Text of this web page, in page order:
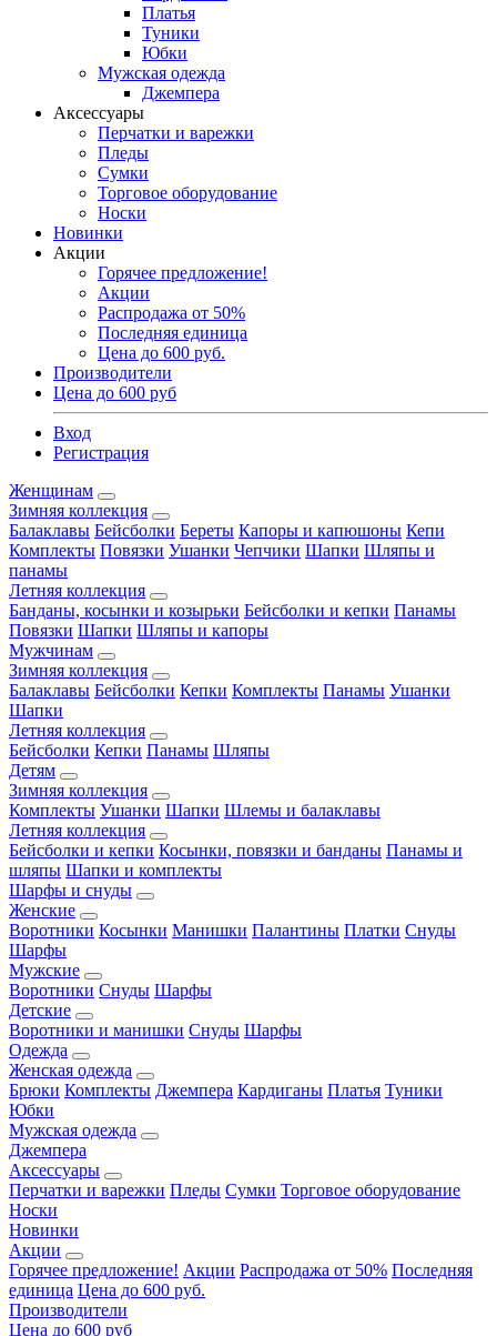
Платья
Туники
Юбки
Мужская одежда
Джемпера
Аксессуары
Перчатки и варежки
Пледы
Сумки
Торговое оборудование
Носки
Новинки
Акции
Горячее предложение!
Акции
Распродажа от 50%
Последняя единица
Цена до 600 руб.
Производители
Цена до 600 руб
Вход
Регистрация
Женщинам
Зимняя коллекция
Балаклавы Бейсболки Береты Капоры и капюшоны Кепи
Комплекты Повязки Ушанки Чепчики Шапки Шляпы и
панамы
Летняя коллекция
Банданы, косынки и козырьки Бейсболки и кепки Панамы
Повязки Шапки Шляпы и капоры
Мужчинам
Зимняя коллекция
Балаклавы Бейсболки Кепки Комплекты Панамы Ушанки
Шапки
Летняя коллекция
Бейсболки Кепки Панамы Шляпы
Детям
Зимняя коллекция
Комплекты Ушанки Шапки Шлемы и балаклавы
Летняя коллекция
Бейсболки и кепки Косынки, повязки и банданы Панамы и
шляпы Шапки и комплекты
Шарфы и снуды
Женские
Воротники Косынки Манишки Палантины Платки Снуды
Шарфы
Мужские
Воротники Снуды Шарфы
Детские
Воротники и манишки Снуды Шарфы
Одежда
Женская одежда
Брюки Комплекты Джемпера Кардиганы Платья Туники
Юбки
Мужская одежда
Джемпера
Аксессуары
Перчатки и варежки Пледы Сумки Торговое оборудование
Носки
Новинки
Акции
Горячее предложение! Акции Распродажа от 50% Последняя
единица Цена до 600 руб.
Производители
Цена до 600 руб